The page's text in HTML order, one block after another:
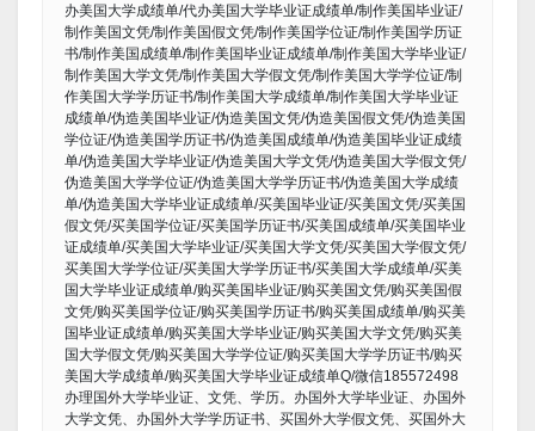
办美国大学成绩单/代办美国大学毕业证成绩单/制作美国毕业证/
制作美国文凭/制作美国假文凭/制作美国学位证/制作美国学历证
书/制作美国成绩单/制作美国毕业证成绩单/制作美国大学毕业证/
制作美国大学文凭/制作美国大学假文凭/制作美国大学学位证/制
作美国大学学历证书/制作美国大学成绩单/制作美国大学毕业证
成绩单/伪造美国毕业证/伪造美国文凭/伪造美国假文凭/伪造美国
学位证/伪造美国学历证书/伪造美国成绩单/伪造美国毕业证成绩
单/伪造美国大学毕业证/伪造美国大学文凭/伪造美国大学假文凭/
伪造美国大学学位证/伪造美国大学学历证书/伪造美国大学成绩
单/伪造美国大学毕业证成绩单/买美国毕业证/买美国文凭/买美国
假文凭/买美国学位证/买美国学历证书/买美国成绩单/买美国毕业
证成绩单/买美国大学毕业证/买美国大学文凭/买美国大学假文凭/
买美国大学学位证/买美国大学学历证书/买美国大学成绩单/买美
国大学毕业证成绩单/购买美国毕业证/购买美国文凭/购买美国假
文凭/购买美国学位证/购买美国学历证书/购买美国成绩单/购买美
国毕业证成绩单/购买美国大学毕业证/购买美国大学文凭/购买美
国大学假文凭/购买美国大学学位证/购买美国大学学历证书/购买
美国大学成绩单/购买美国大学毕业证成绩单Q/微信185572498
办理国外大学毕业证、文凭、学历。办国外大学毕业证、办国外
大学文凭、办国外大学学历证书、买国外大学假文凭、买国外大